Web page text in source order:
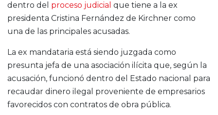
dentro del proceso judicial que tiene a la ex
presidenta Cristina Fernández de Kirchner como
una de las principales acusadas.
La ex mandataria está siendo juzgada como
presunta jefa de una asociación ilícita que, según la
acusación, funcionó dentro del Estado nacional para
recaudar dinero ilegal proveniente de empresarios
favorecidos con contratos de obra pública.